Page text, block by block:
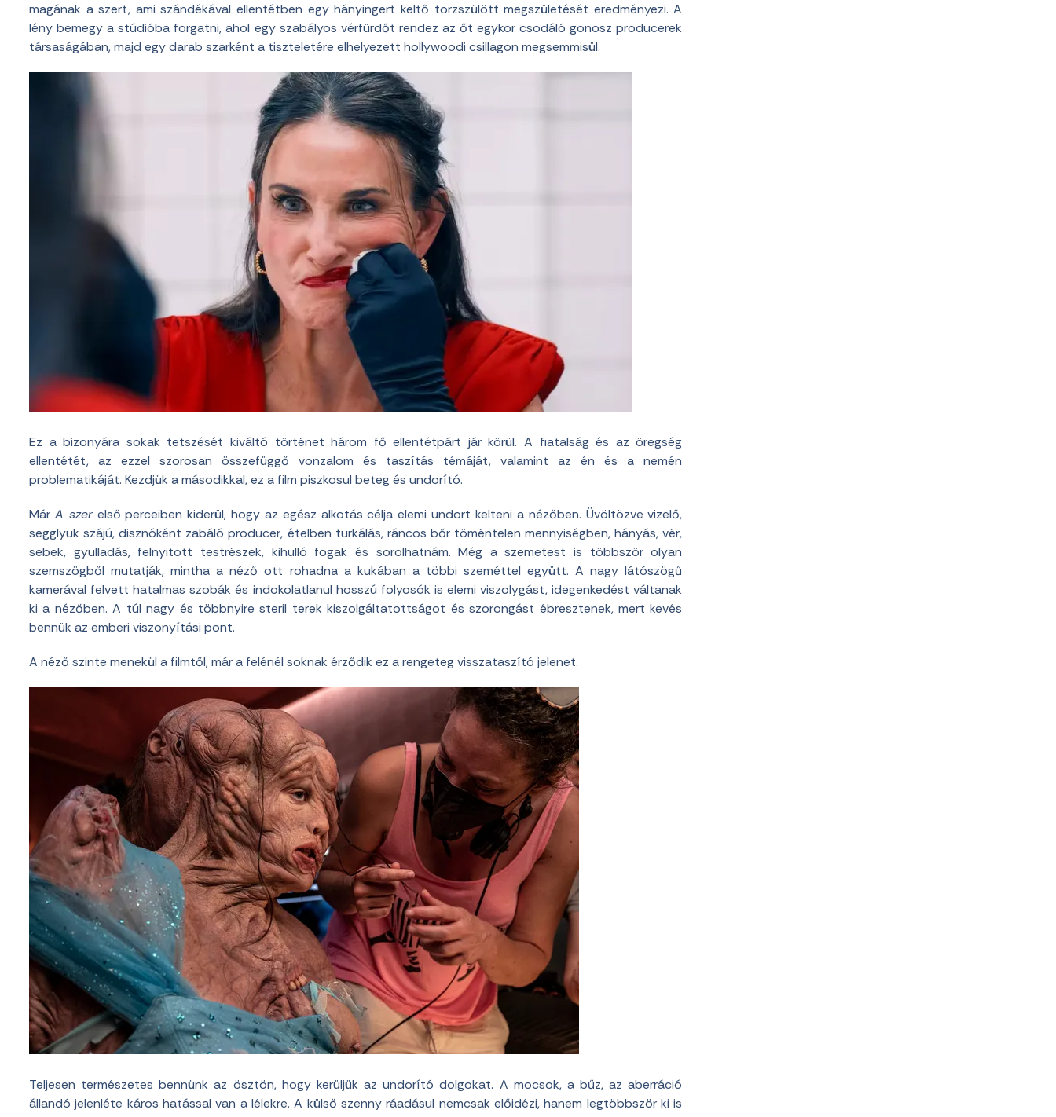
magának a szert, ami szándékával ellentétben egy hányingert keltő torzszülött megszületését eredményezi. A
lény bemegy a stúdióba forgatni, ahol egy szabályos vérfürdőt rendez az őt egykor csodáló gonosz producerek
társaságában, majd egy darab szarként a tiszteletére elhelyezett hollywoodi csillagon megsemmisül.
Ez a bizonyára sokak tetszését kiváltó történet három fő ellentétpárt jár körül. A fiatalság és az öregség
ellentétét, az ezzel szorosan összefüggő vonzalom és taszítás témáját, valamint az én és a nemén
problematikáját. Kezdjük a másodikkal, ez a film piszkosul beteg és undorító.
Már A szerelső perceiben kiderül, hogy az egész alkotás célja elemi undort kelteni a nézőben. Üvöltözve vizelő,
segglyuk szájú, disznóként zabáló producer, ételben turkálás, ráncos bőr töméntelen mennyiségben, hányás, vér,
sebek, gyulladás, felnyitott testrészek, kihulló fogak és sorolhatnám. Még a szemetest is többször olyan
szemszögből mutatják, mintha a néző ott rohadna a kukában a többi szeméttel együtt. A nagy látószögű
kamerával felvett hatalmas szobák és indokolatlanul hosszú folyosók is elemi viszolygást, idegenkedést váltanak
ki a nézőben. A túl nagy és többnyire steril terek kiszolgáltatottságot és szorongást ébresztenek, mert kevés
bennük az emberi viszonyítási pont.
A néző szinte menekül a filmtől, már a felénél soknak érződik ez a rengeteg visszataszító jelenet.
Teljesen természetes bennünk az ösztön, hogy kerüljük az undorító dolgokat. A mocsok, a bűz, az aberráció
állandó jelenléte káros hatással van a lélekre. A külső szenny ráadásul nemcsak előidézi, hanem legtöbbször ki is